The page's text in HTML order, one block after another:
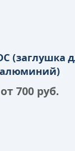
(заглушка
алюминий)
от 700 руб.